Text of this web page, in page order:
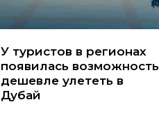
У туристов в регионах
появилась возможность
дешевле улететь в
Дубай